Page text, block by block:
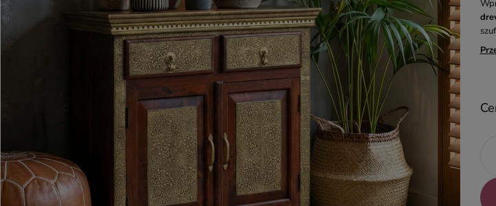
ROMA – MEBLE LOFTOWE MANGO I METAL
WESTPORT – LOFTOWE MEBLE VINTAGE
RIVERSIDE – POSTARZONE MEBLE LOFTOWE DREWNIANE
MILO – NOWOCZESNE MEBLE INDYJSKIE Z DREWNA MANGO